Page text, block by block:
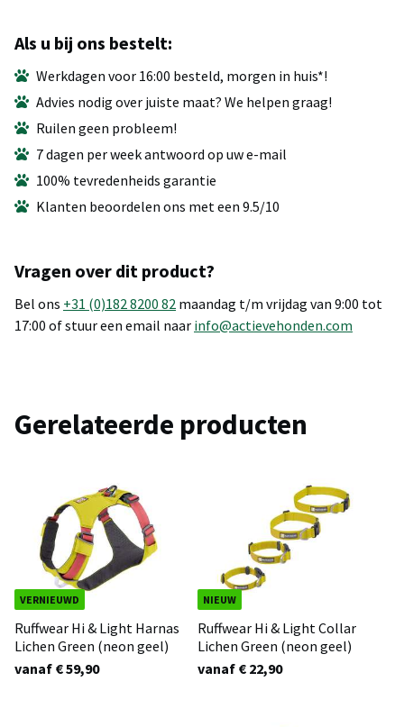
Als u bij ons bestelt:
Werkdagen voor 16:00 besteld, morgen in huis*!
Advies nodig over juiste maat? We helpen graag!
Ruilen geen probleem!
7 dagen per week antwoord op uw e-mail
100% tevredenheids garantie
Klanten beoordelen ons met een 9.5/10
Vragen over dit product?
Bel ons +31 (0)182 8200 82 maandag t/m vrijdag van 9:00 tot
17:00 of stuur een email naar info@actievehonden.com
Gerelateerde producten
VERNIEUWD
Ruffwear Hi & Light Harnas
Lichen Green (neon geel)
vanaf € 59,90
NIEUW
Ruffwear Hi & Light Collar
Lichen Green (neon geel)
vanaf € 22,90